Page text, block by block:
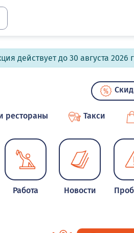
действует до 30 августа 2026
рестораны Такси
Работа Новости